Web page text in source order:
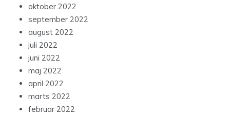
oktober 2022
september 2022
august 2022
juli 2022
juni 2022
maj 2022
april 2022
marts 2022
februar 2022